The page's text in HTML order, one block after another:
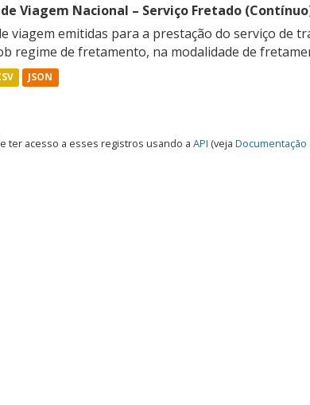
Viagem Nacional – Serviço Fretado
viagem emitidas para a prestação do serviço de
regime de fretamento, na modalidade de
JSON
ter acesso a esses registros usando a API (veja Documentação